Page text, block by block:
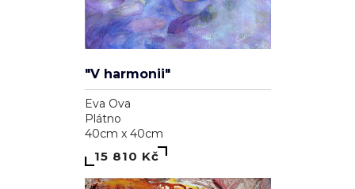
"V harmonii"
Eva Ova
Plátno
40cm x 40cm
15 810 Kč